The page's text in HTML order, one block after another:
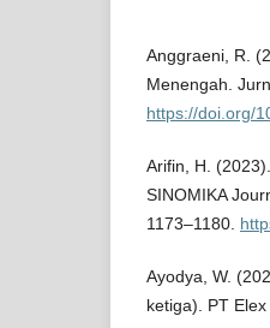
Anggraeni, R.
Menengah.
https://doi.org/
Arifin, H.
SINOMIKA
1173–1180.
Ayodya, W.
ketiga). PT